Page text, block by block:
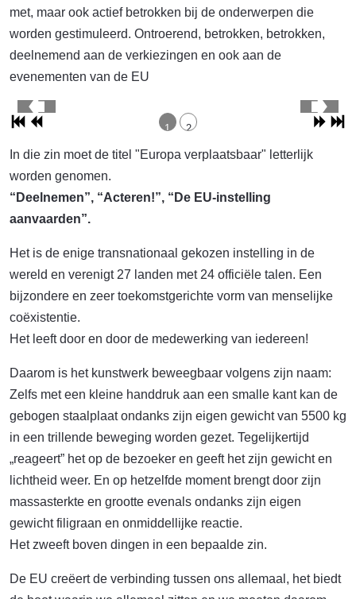
met, maar ook actief betrokken bij de onderwerpen die
worden gestimuleerd. Ontroerend, betrokken, betrokken,
deelnemend aan de verkiezingen en ook aan de
evenementen van de EU
1 2
In die zin moet de titel "Europa verplaatsbaar" letterlijk
worden genomen.
“Deelnemen”, “Acteren!”, “De EU-instelling
aanvaarden”.
Het is de enige transnationaal gekozen instelling in de
wereld en verenigt 27 landen met 24 officiële talen. Een
bijzondere en zeer toekomstgerichte vorm van menselijke
coëxistentie.
Het leeft door en door de medewerking van iedereen!
Daarom is het kunstwerk beweegbaar volgens zijn naam:
Zelfs met een kleine handdruk aan een smalle kant kan de
gebogen staalplaat ondanks zijn eigen gewicht van 5500 kg
in een trillende beweging worden gezet. Tegelijkertijd
„reageert” het op de bezoeker en geeft het zijn gewicht en
lichtheid weer. En op hetzelfde moment brengt door zijn
massasterkte en grootte evenals ondanks zijn eigen
gewicht filigraan en onmiddellijke reactie.
Het zweeft boven dingen in een bepaalde zin.
De EU creëert de verbinding tussen ons allemaal, het biedt